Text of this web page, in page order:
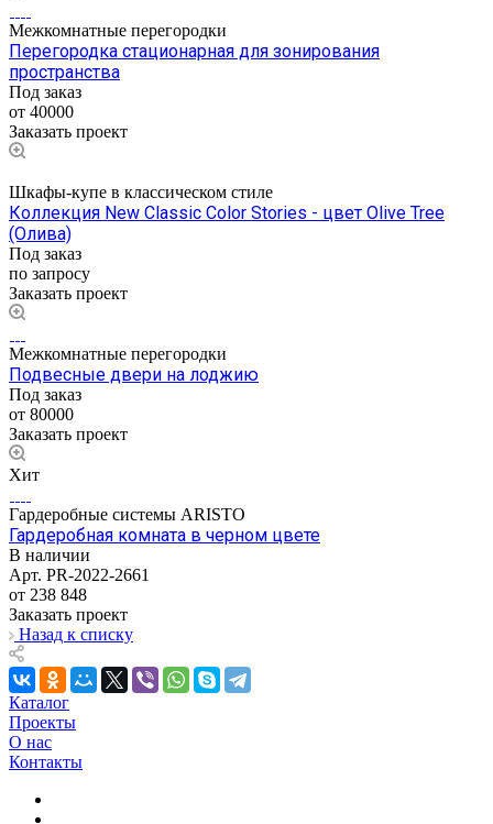
Межкомнатные перегородки
Перегородка стационарная для зонирования
пространства
Под заказ
от 40000
Заказать проект
Шкафы-купе в классическом стиле
Коллекция New Classic Color Stories - цвет Olive Tree
(Олива)
Под заказ
по запросу
Заказать проект
Межкомнатные перегородки
Подвесные двери на лоджию
Под заказ
от 80000
Заказать проект
Хит
Гардеробные системы ARISTO
Гардеробная комната в черном цвете
В наличии
Арт. PR-2022-2661
от 238 848
Заказать проект
Назад к списку
Каталог
Проекты
О нас
Контакты